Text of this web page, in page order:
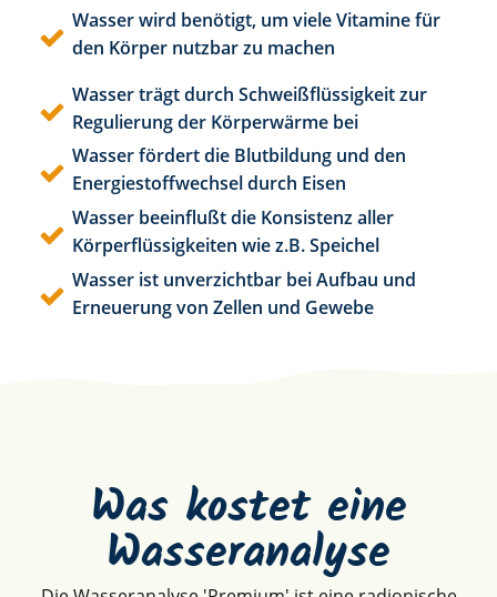
Wasser wird benötigt, um viele Vitamine für
den Körper nutzbar zu machen
Wasser trägt durch Schweißflüssigkeit zur
Regulierung der Körperwärme bei
Wasser fördert die Blutbildung und den
Energiestoffwechsel durch Eisen
Wasser beeinflußt die Konsistenz aller
Körperflüssigkeiten wie z.B. Speichel
Wasser ist unverzichtbar bei Aufbau und
Erneuerung von Zellen und Gewebe
Was kostet eine
Wasseranalyse